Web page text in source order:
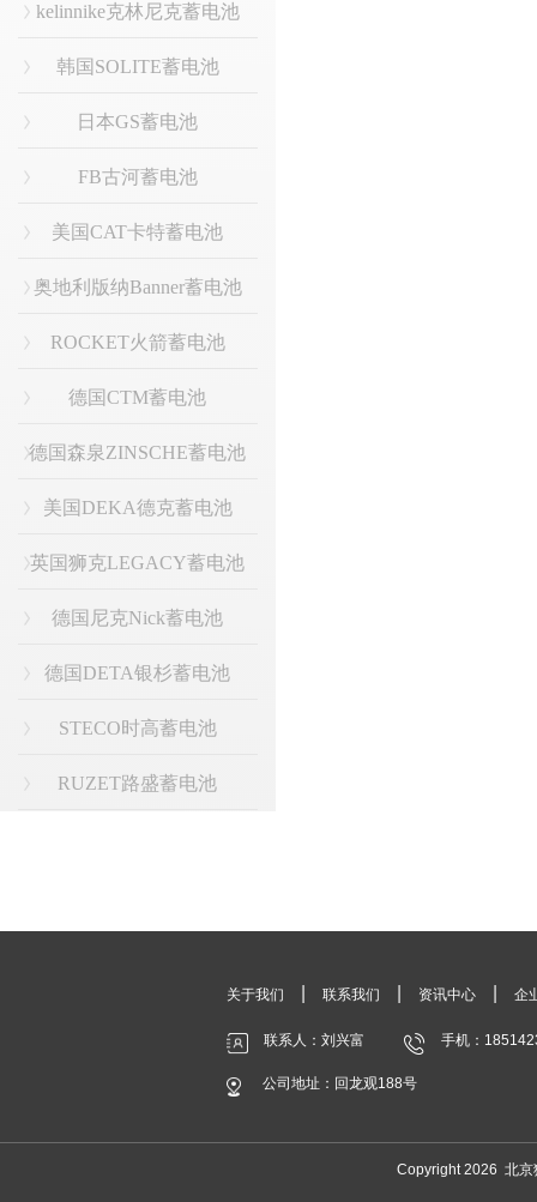
kelinnike克林尼克蓄电池
韩国SOLITE蓄电池
日本GS蓄电池
FB古河蓄电池
美国CAT卡特蓄电池
奥地利版纳Banner蓄电池
ROCKET火箭蓄电池
德国CTM蓄电池
德国森泉ZINSCHE蓄电池
美国DEKA德克蓄电池
英国狮克LEGACY蓄电池
德国尼克Nick蓄电池
德国DETA银杉蓄电池
STECO时高蓄电池
RUZET路盛蓄电池
关于我们 联系我们 资讯中心 企
联系人：刘兴富 手机：
公司地址：回龙观188号
Copyright 2026 北